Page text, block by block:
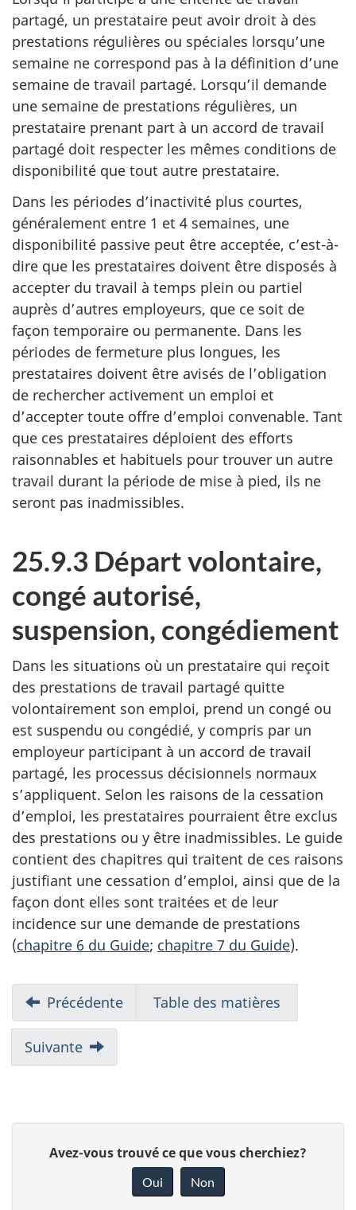
partagé, un prestataire peut avoir droit à des
prestations régulières ou spéciales lorsqu’une
semaine ne correspond pas à la définition d’une
semaine de travail partagé. Lorsqu’il demande
une semaine de prestations régulières, un
prestataire prenant part à un accord de travail
partagé doit respecter les mêmes conditions de
disponibilité que tout autre prestataire.
Dans les périodes d’inactivité plus courtes,
généralement entre 1 et 4 semaines, une
disponibilité passive peut être acceptée, c’est-à-
dire que les prestataires doivent être disposés à
accepter du travail à temps plein ou partiel
auprès d’autres employeurs, que ce soit de
façon temporaire ou permanente. Dans les
périodes de fermeture plus longues, les
prestataires doivent être avisés de l’obligation
de rechercher activement un emploi et
d’accepter toute offre d’emploi convenable. Tant
que ces prestataires déploient des efforts
raisonnables et habituels pour trouver un autre
travail durant la période de mise à pied, ils ne
seront pas inadmissibles.
25.9.3 Départ volontaire,
congé autorisé,
suspension, congédiement
Dans les situations où un prestataire qui reçoit
des prestations de travail partagé quitte
volontairement son emploi, prend un congé ou
est suspendu ou congédié, y compris par un
employeur participant à un accord de travail
partagé, les processus décisionnels normaux
s’appliquent. Selon les raisons de la cessation
d’emploi, les prestataires pourraient être exclus
des prestations ou y être inadmissibles. Le guide
contient des chapitres qui traitent de ces raisons
justifiant une cessation d’emploi, ainsi que de la
façon dont elles sont traitées et de leur
incidence sur une demande de prestations
(chapitre 6 du Guide; chapitre 7 du Guide).
N
a
v
g
Précédente Table des matières
Suivante
Avez-vous trouvé ce que vous cherchiez?
Oui Non